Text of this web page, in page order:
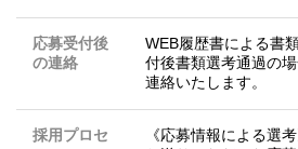
応募受付後
の連絡
WEB履歴書による書
付後書類選考通過の
連絡いたします。
採用プロセ
《応募情報による選考